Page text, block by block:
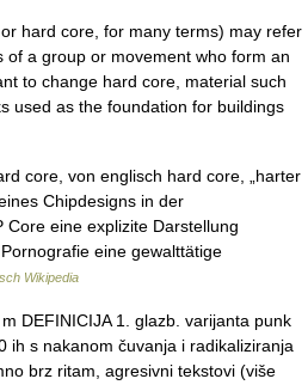
hard core, for many terms) may refer
a group or movement who form an
to change hard core, material such
used as the foundation for buildings
core, von englisch hard core, „harter
Chipdesigns in der
Core eine explizite Darstellung
eine gewalttätige
Wikipedia
DEFINICIJA 1. glazb. varijanta punk
ih s nakanom čuvanja i radikaliziranja
brz ritam, agresivni tekstovi (više